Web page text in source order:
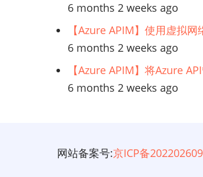
发
的
关
6 months 2 weeks ago
【Azure APIM】使用虚拟
6 months 2 weeks ago
【Azure APIM】将Azure
6 months 2 weeks ago
网站备案号:京ICP备